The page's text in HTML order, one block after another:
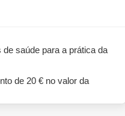
saúde para a prática da
de 20 € no valor da